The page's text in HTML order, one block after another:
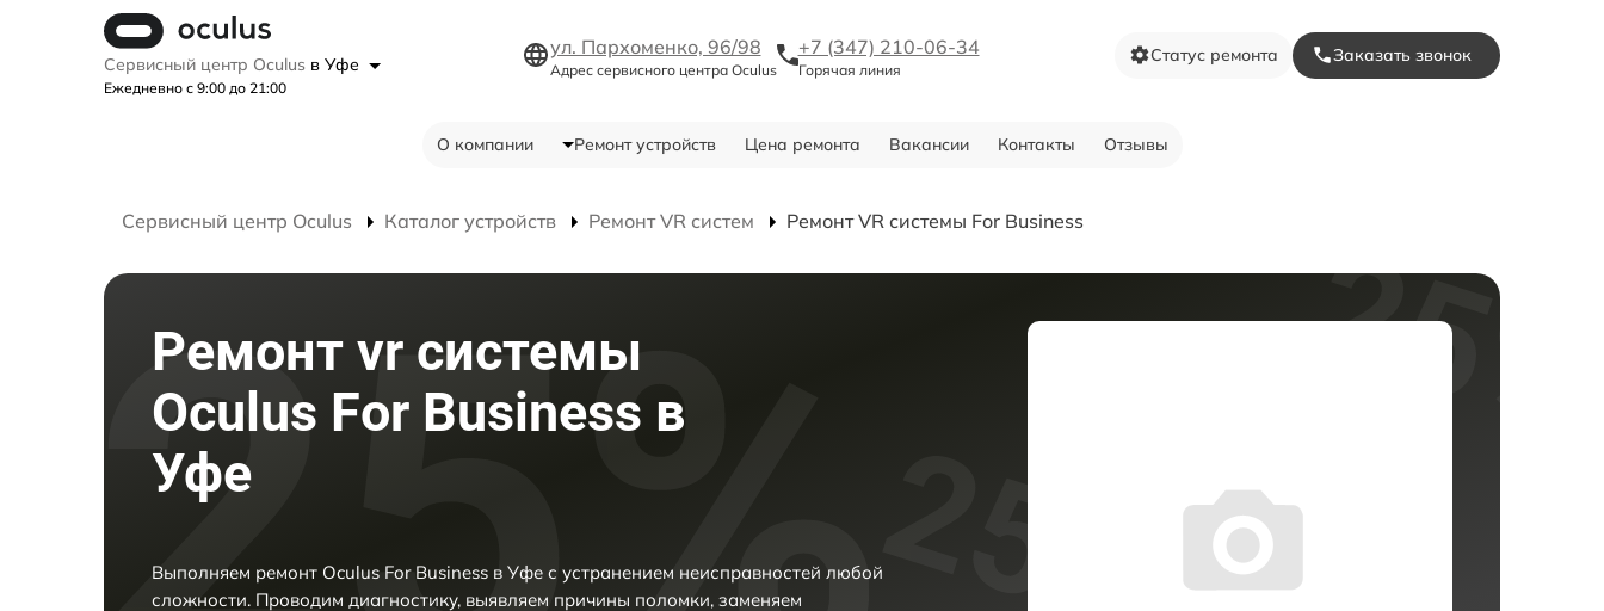
Сервисный центр Oculus в Уфе
Ежедневно с 9:00 до 21:00
ул. Пархоменко, 96/98
Адрес сервисного центра Oculus
+7 (347) 210-06-34
Горячая линия
Статус ремонта Заказать звонок
О компании Ремонт устройств Цена ремонта Вакансии Контакты Отзывы
Сервисный центр Oculus Каталог устройств Ремонт VR систем Ремонт VR системы For Business
Ремонт vr системы
Oculus For Business в
Уфе
Выполняем ремонт Oculus For Business в Уфе с устранением неисправностей любой
сложности. Проводим диагностику, выявляем причины поломки, заменяем